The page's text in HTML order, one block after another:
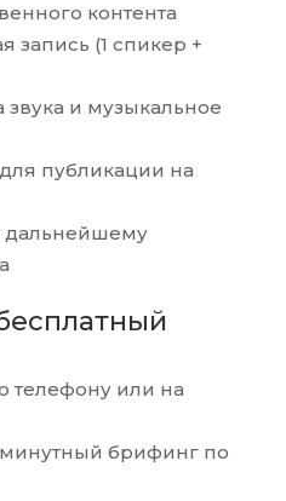
контента
запись (1 спикер +
звука и музыкальное
публикации на
дальнейшему
телефону или на
брифинг по